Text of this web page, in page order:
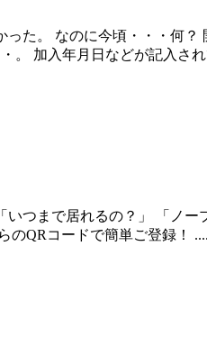
た。 なのに今頃・・・何？
。 加入年月日などが記入さ
つまで居れるの？」 「ノー
のQRコードで簡単ご登録！